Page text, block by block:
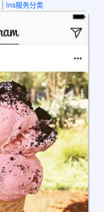
Ins服务分类